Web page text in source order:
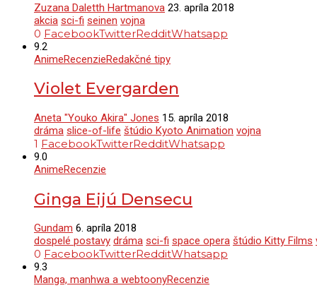
Zuzana Daletth Hartmanova 23. apríla 2018
akcia sci-fi seinen vojna
0 FacebookTwitterRedditWhatsapp
9.2
AnimeRecenzieRedakčné tipy
Violet Evergarden
Aneta "Youko Akira" Jones 15. apríla 2018
dráma slice-of-life štúdio Kyoto Animation vojna
1 FacebookTwitterRedditWhatsapp
9.0
AnimeRecenzie
Ginga Eijú Densecu
Gundam 6. apríla 2018
dospelé postavy dráma sci-fi space opera štúdio Kitty Films
0 FacebookTwitterRedditWhatsapp
9.3
Manga, manhwa a webtoonyRecenzie